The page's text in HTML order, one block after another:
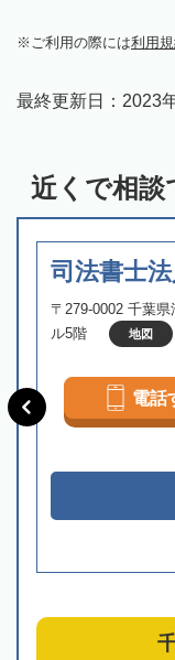
ご利用の際には利用
最終更新日： 2023
近くで相談
司法書士
〒279-0002 千葉
ル5階
地図
電話